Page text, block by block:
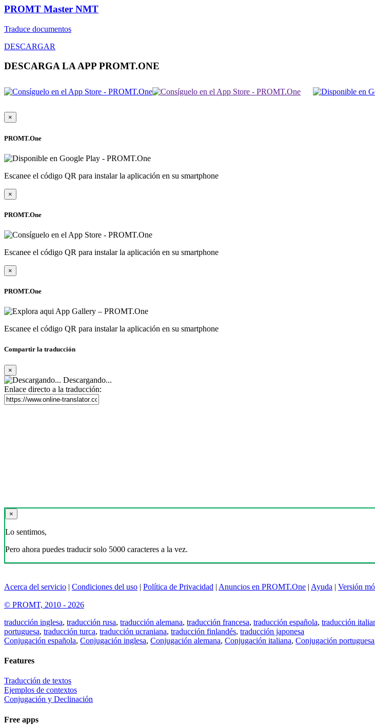
PROMT Master NMT
Traduce documentos
DESCARGAR
DESCARGA LA APP PROMT.ONE
×
PROMT.One
Escanee el código QR para instalar la aplicación en su smartphone
×
PROMT.One
Escanee el código QR para instalar la aplicación en su smartphone
×
PROMT.One
Escanee el código QR para instalar la aplicación en su smartphone
Compartir la traducción
×
Descargando...
Enlace directo a la traducción:
×
Lo sentimos,
Pero ahora puedes traducir solo 5000 caracteres a la vez.
Acerca del servicio | Condiciones del uso | Política de Privacidad | Anuncios en PROMT.One | Ayuda | Versión
© PROMT, 2010 - 2026
traducción inglesa, traducción rusa, traducción alemana, traducción francesa, traducción española, traducción
portuguesa, traducción turca, traducción ucraniana, traducción finlandés, traducción japonesa
Conjugación española, Conjugación inglesa, Conjugación alemana, Conjugación italiana, Conjugación portuguesa
Features
Traducción de textos
Ejemplos de contextos
Conjugación y Declinación
Free apps